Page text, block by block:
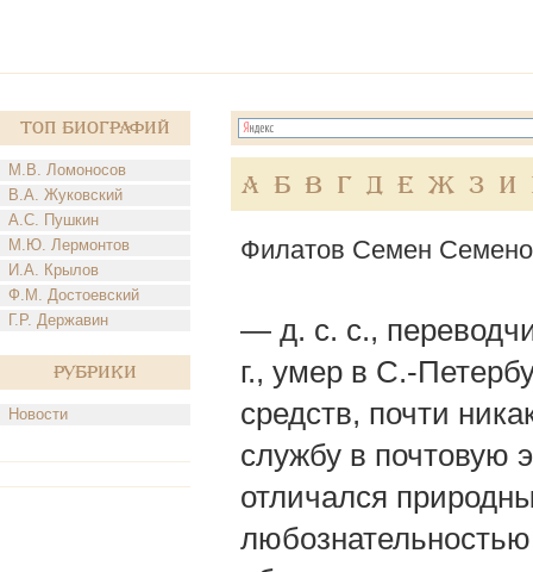
Топ Биографий
М.В. Ломоносов
В.А. Жуковский
А.С. Пушкин
М.Ю. Лермонтов
И.А. Крылов
Ф.М. Достоевский
Г.Р. Державин
Рубрики
Новости
А Б В Г Д Е Ж З И
Филатов Семен
— д. с. с.,
г., умер в С.-
средств, почти
службу в почтовую
отличался